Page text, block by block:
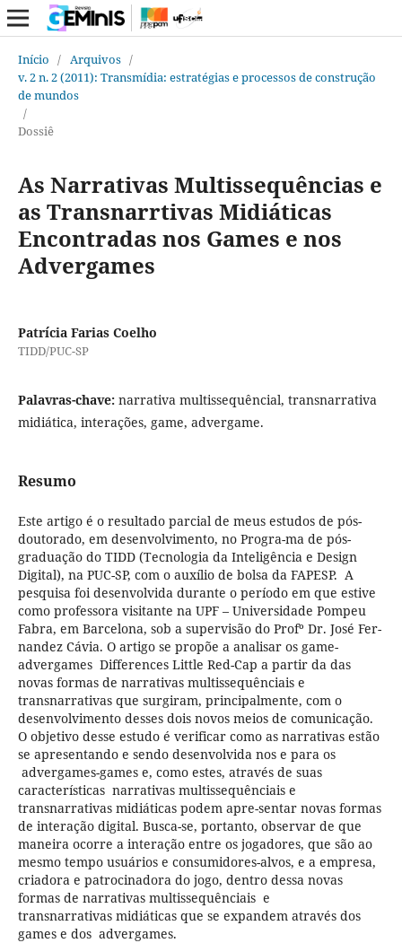
Início / Arquivos /
v. 2 n. 2 (2011): Transmídia: estratégias e processos de construção
de mundos
/
Dossiê
As Narrativas Multissequências e
as Transnarrtivas Midiáticas
Encontradas nos Games e nos
Advergames
Patrícia Farias Coelho
TIDD/PUC-SP
Palavras-chave: narrativa multissequêncial, transnarrativa
midiática, interações, game, advergame.
Resumo
Este artigo é o resultado parcial de meus estudos de pós-
doutorado, em desenvolvimento, no Progra-ma de pós-
graduação do TIDD (Tecnologia da Inteligência e Design
Digital), na PUC-SP, com o auxílio de bolsa da FAPESP. A
pesquisa foi desenvolvida durante o período em que estive
como professora visitante na UPF – Universidade Pompeu
Fabra, em Barcelona, sob a supervisão do Profº Dr. José Fer-
nandez Cávia. O artigo se propõe a analisar os game-
advergames Differences Little Red-Cap a partir da das
novas formas de narrativas multissequênciais e
transnarrativas que surgiram, principalmente, com o
desenvolvimento desses dois novos meios de comunicação.
O objetivo desse estudo é verificar como as narrativas estão
se apresentando e sendo desenvolvida nos e para os
advergames-games e, como estes, através de suas
características narrativas multissequênciais e
transnarrativas midiáticas podem apre-sentar novas formas
de interação digital. Busca-se, portanto, observar de que
maneira ocorre a interação entre os jogadores, que são ao
mesmo tempo usuários e consumidores-alvos, e a empresa,
criadora e patrocinadora do jogo, dentro dessa novas
formas de narrativas multissequênciais e
transnarrativas midiáticas que se expandem através dos
games e dos advergames.